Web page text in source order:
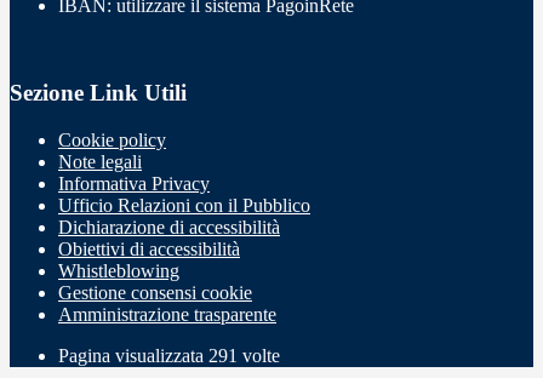
IBAN: utilizzare il sistema PagoinRete
Sezione Link Utili
Cookie policy
Note legali
Informativa Privacy
Ufficio Relazioni con il Pubblico
Dichiarazione di accessibilità
Obiettivi di accessibilità
Whistleblowing
Gestione consensi cookie
Amministrazione trasparente
Pagina visualizzata 291 volte